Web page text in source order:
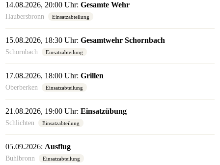
14.08.2026, 20:00 Uhr:Gesamte Wehr
Haubersbronn Einsatzabteilung
15.08.2026, 18:30 Uhr:Gesamtwehr Schornbach
Schornbach Einsatzabteilung
17.08.2026, 18:00 Uhr:Grillen
Oberberken Einsatzabteilung
21.08.2026, 19:00 Uhr:Einsatzübung
Schlichten Einsatzabteilung
05.09.2026: Ausflug
Buhlbronn Einsatzabteilung